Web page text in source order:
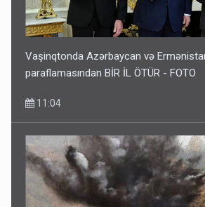
Vaşinqtonda Azərbaycan və
paraflamasından BİR İL ÖTÜR - FOTO
11:04